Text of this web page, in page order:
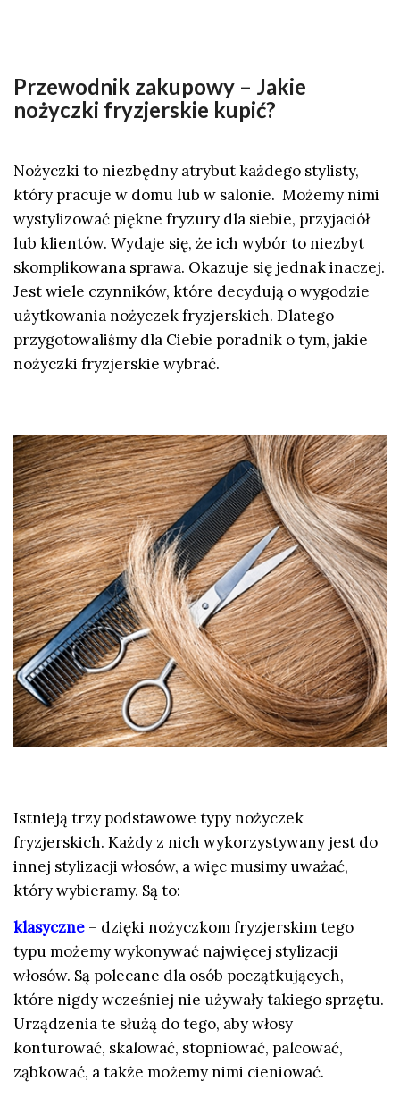
Przewodnik zakupowy – Jakie
nożyczki fryzjerskie kupić?
Nożyczki to niezbędny atrybut każdego stylisty,
który pracuje w domu lub w salonie. Możemy nimi
wystylizować piękne fryzury dla siebie, przyjaciół
lub klientów. Wydaje się, że ich wybór to niezbyt
skomplikowana sprawa. Okazuje się jednak inaczej.
Jest wiele czynników, które decydują o wygodzie
użytkowania nożyczek fryzjerskich. Dlatego
przygotowaliśmy dla Ciebie poradnik o tym, jakie
nożyczki fryzjerskie wybrać.
Istnieją trzy podstawowe typy nożyczek
fryzjerskich. Każdy z nich wykorzystywany jest do
innej stylizacji włosów, a więc musimy uważać,
który wybieramy. Są to:
klasyczne – dzięki nożyczkom fryzjerskim tego
typu możemy wykonywać najwięcej stylizacji
włosów. Są polecane dla osób początkujących,
które nigdy wcześniej nie używały takiego sprzętu.
Urządzenia te służą do tego, aby włosy
konturować, skalować, stopniować, palcować,
ząbkować, a także możemy nimi cieniować.